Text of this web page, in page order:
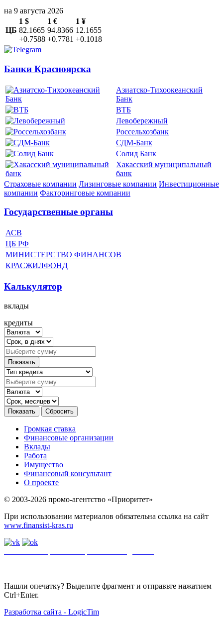
на 9 августа 2026
ЦБ
1 $
82.1665
+0.7588
1 €
94.8366
+0.7781
1 ¥
12.1655
+0.1018
Банки Красноярска
Азиатско-Тихоокеанский
Банк
ВТБ
Левобережный
Россельхозбанк
СДМ-Банк
Солид Банк
Хакасский муниципальный
банк
Страховые компании Лизинговые компании Инвестиционные
компании Факторинговые компании
Государственные органы
АСВ
ЦБ РФ
МИНИСТЕРСТВО ФИНАНСОВ
КРАСЖИЛФОНД
Калькулятор
вклады
кредиты
Громкая ставка
Финансовые организации
Вклады
Работа
Имущество
Финансовый консультант
О проекте
© 2003-2026 промо-агентство «Приоритет»
При использовании материалов обязательна ссылка на сайт
www.finansist-kras.ru
Нашли опечатку? Выделите фрагмент и отправьте нажатием
Ctrl+Enter.
Разработка сайта - LogicTim